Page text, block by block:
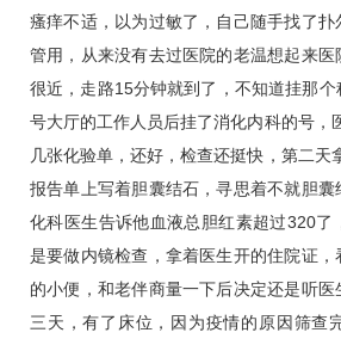
瘙痒不适，以为过敏了，自己随手找了扑
管用，从来没有去过医院的老温想起来
很近，走路15分钟就到了，不知道挂那
号大厅的工作人员后挂了消化内科的号，
几张化验单，还好，检查还挺快，第二天
报告单上写着胆囊结石，寻思着不就胆囊
化科医生告诉他血液总胆红素超过320了
是要做内镜检查，拿着医生开的住院证
的小便，和老伴商量一下后决定还是听医
三天，有了床位，因为疫情的原因筛查